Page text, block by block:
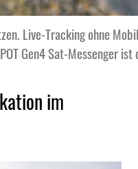
Live-Tracking ohne
Gen4 Sat-Messenger ist
im